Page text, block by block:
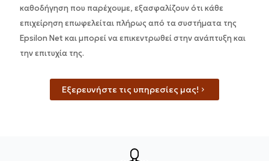
καθοδήγηση που παρέχουμε, εξασφαλίζουν ότι κάθε
επιχείρηση επωφελείται πλήρως από τα συστήματα της
Epsilon Net και μπορεί να επικεντρωθεί στην ανάπτυξη και
την επιτυχία της.
Εξερευνήστε τις υπηρεσίες μας!